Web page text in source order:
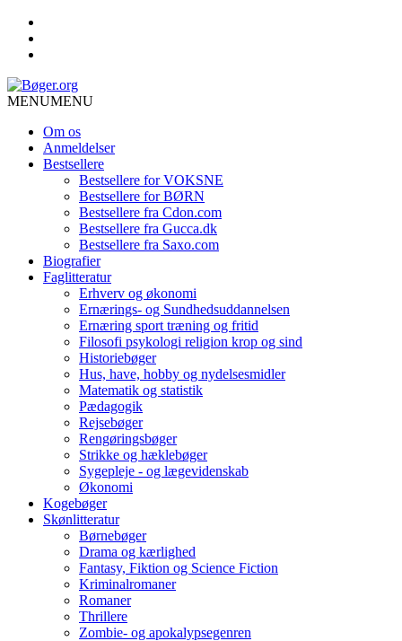
MENUMENU
Om os
Anmeldelser
Bestsellere
Bestsellere for VOKSNE
Bestsellere for BØRN
Bestsellere fra Cdon.com
Bestsellere fra Gucca.dk
Bestsellere fra Saxo.com
Biografier
Faglitteratur
Erhverv og økonomi
Ernærings- og Sundhedsuddannelsen
Ernæring sport træning og fritid
Filosofi psykologi religion krop og sind
Historiebøger
Hus, have, hobby og nydelsesmidler
Matematik og statistik
Pædagogik
Rejsebøger
Rengøringsbøger
Strikke og hæklebøger
Sygepleje - og lægevidenskab
Økonomi
Kogebøger
Skønlitteratur
Børnebøger
Drama og kærlighed
Fantasy, Fiktion og Science Fiction
Kriminalromaner
Romaner
Thrillere
Zombie- og apokalypsegenren